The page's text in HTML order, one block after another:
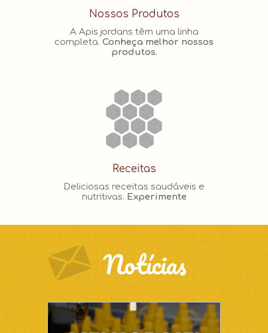
Nossos Produtos
A Apis jordans têm uma linha
completa. Conheça melhor nossos
produtos.
Receitas
Deliciosas receitas saudáveis e
nutritivas. Experimente
Notícias